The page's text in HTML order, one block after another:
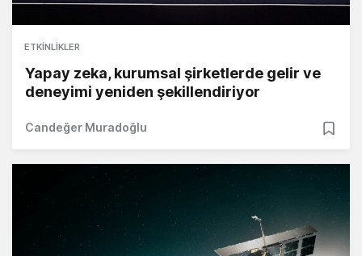
ETKINLIKLER
Yapay zeka, kurumsal şirketlerde gelir ve
deneyimi yeniden şekillendiriyor
Candeğer Muradoğlu